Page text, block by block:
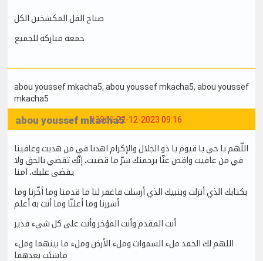
صباح الفل المكشخين الكل
جمعة مباركة للجميع
abou youssef mkacha5, abou youssef mkacha5, abou youssef
mkacha5
#2860 22-12-2023 09:16
abou youssef mkacha5
اللّهم يا حي يا قيوم يا ذو الجلال والإكرام اهدنا في من هديت وعافينا
في من عافيت واقض عنّا برحمتك شرّ ما قضيت، إنّك تقضي بالحق ولا
يقضى عليك، آمنا
بكتابك الذي أنزلت وبنبيك الذي أرسلت فاغفر لنا ما قدمنا وما أخّرنا وما
أسررنا وما أعلنّا وما أنت به أعلم
أنت المقدم وأنت المؤخر وأنت على كل شيء قدير
اللهم لك الحمد ملء السموات وملء الأرض وملء ما بينهما وملء
ماشئت بعدهما